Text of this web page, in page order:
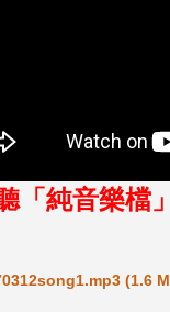
「純音樂檔
(1.6